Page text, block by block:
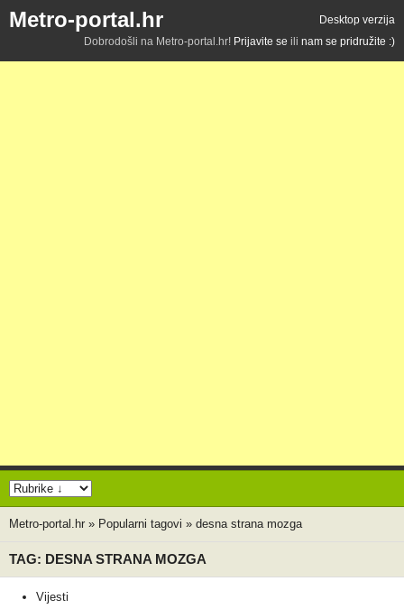
Metro-portal.hr
Desktop verzija
Dobrodošli na Metro-portal.hr! Prijavite se ili nam se pridružite :)
Metro-portal.hr » Popularni tagovi » desna strana mozga
TAG: DESNA STRANA MOZGA
Vijesti